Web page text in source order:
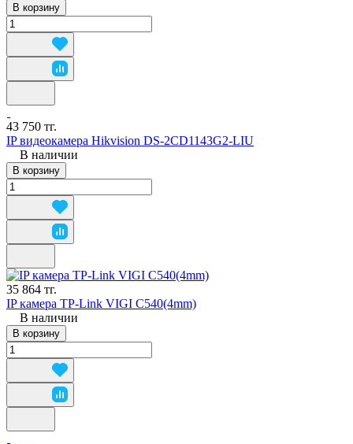
В корзину
43 750 тг.
IP видеокамера Hikvision DS-2CD1143G2-LIU
В наличии
В корзину
35 864 тг.
IP камера TP-Link VIGI C540(4mm)
В наличии
В корзину